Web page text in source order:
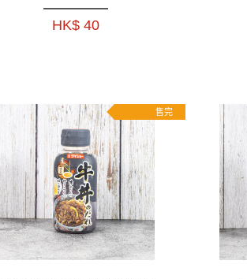
HK$ 40
售完